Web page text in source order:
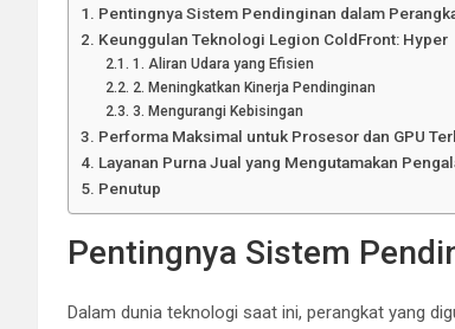
Pentingnya Sistem Pendinginan dalam
Keunggulan Teknologi Legion ColdFront: Hyper
1. Aliran Udara yang Efisien
2. Meningkatkan Kinerja Pendinginan
3. Mengurangi Kebisingan
Performa Maksimal untuk Prosesor dan GPU
Layanan Purna Jual yang Mengutamakan
Penutup
Pentingnya Sistem
Dalam dunia teknologi saat ini, perangkat yang